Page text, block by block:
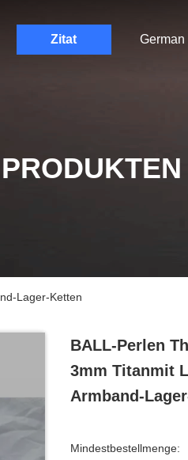
Zitat German
Lager-Ketten
BALL-Perlen
3mm Titanmit
Armband-
Mindestbestellmenge: